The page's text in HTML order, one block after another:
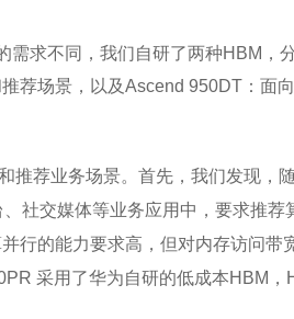
求不同，我们自研了两种HBM，
荐场景，以及Ascend 950DT：面
荐业务场景。首先，我们发现，
社交媒体等业务应用中，要求推
行的能力要求高，但对内存访问
采用了华为自研的低成本HBM